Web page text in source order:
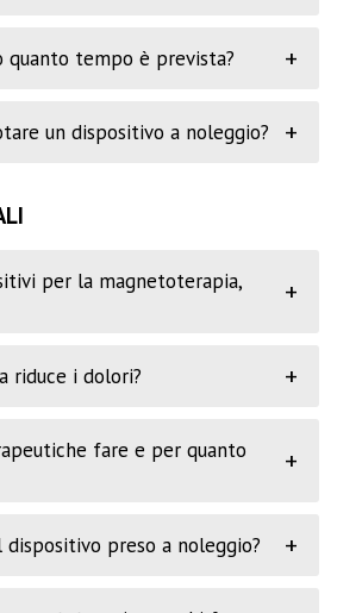
quanto tempo è prevista? +
un dispositivo a noleggio? +
per la magnetoterapia,
+
riduce i dolori? +
fare e per quanto
+
dispositivo preso a noleggio? +